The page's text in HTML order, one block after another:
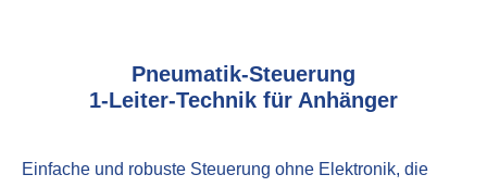
Pneumatik-Steuerung
1-Leiter-Technik für Anhänger
Einfache und robuste Steuerung ohne Elektronik, die